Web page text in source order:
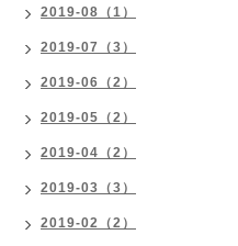
2019-08（1）
2019-07（3）
2019-06（2）
2019-05（2）
2019-04（2）
2019-03（3）
2019-02（2）